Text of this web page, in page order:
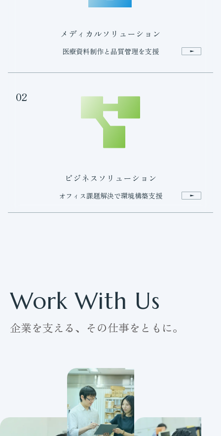
メディカルソリューション
医療資料制作と品質管理を支援
02
ビジネスソリューション
オフィス課題解決で環境構築支援
Work With Us
企業を支える、その仕事をともに。